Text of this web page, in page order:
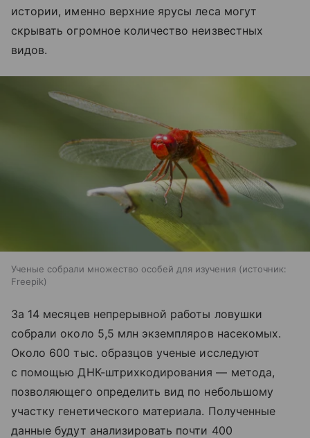
истории, именно верхние ярусы леса могут
скрывать огромное количество неизвестных
видов.
Ученые собрали множество особей для изучения
источник:
Freepik
За 14 месяцев непрерывной работы ловушки
собрали около 5,5 млн экземпляров насекомых.
Около 600 тыс. образцов ученые исследуют
с помощью ДНК-штрихкодирования — метода,
позволяющего определить вид по небольшому
участку генетического материала. Полученные
данные будут анализировать почти 400